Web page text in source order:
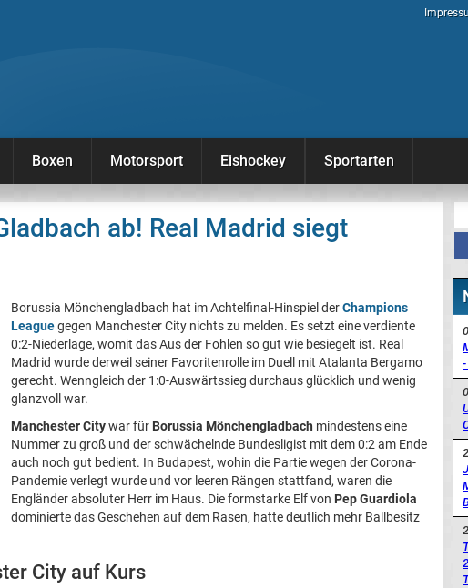
Boxen Motorsport Eishockey Sportarten
ab! Real Madrid siegt
Borussia Mönchengladbach hat im Achtelfinal-Hinspiel derChampions
Leaguegegen Manchester City nichts zu melden. Es setzt eine verdiente
0:2-Niederlage, womit das Aus der Fohlen so gut wie besiegelt ist. Real
Madrid wurde derweil seiner Favoritenrolle im Duell mit Atalanta Bergamo
gerecht. Wenngleich der 1:0-Auswärtssieg durchaus glücklich und wenig
glanzvoll war.
Manchester Citywar für Borussia Mönchengladbach mindestens eine
Nummer zu groß und der schwächelnde Bundesligist mit dem 0:2 am Ende
auch noch gut bedient. In Budapest, wohin die Partie wegen der Corona-
Pandemie verlegt wurde und vor leeren Rängen stattfand, waren die
Engländer absoluter Herr im Haus. Die formstarke Elf von Pep Guardiola
dominierte das Geschehen auf dem Rasen, hatte deutlich mehr Ballbesitz
City auf Kurs